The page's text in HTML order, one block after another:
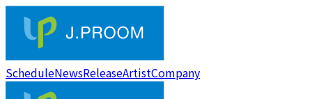
ScheduleNewsReleaseArtistCompany